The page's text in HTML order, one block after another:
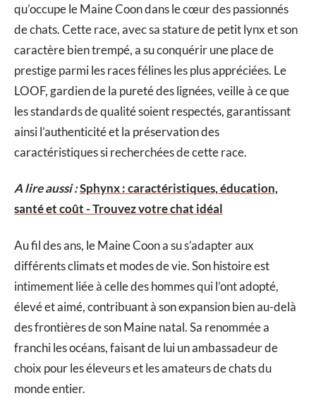
qu’occupe le Maine Coon dans le cœur des passionnés
de chats. Cette race, avec sa stature de petit lynx et son
caractère bien trempé, a su conquérir une place de
prestige parmi les races félines les plus appréciées. Le
LOOF, gardien de la pureté des lignées, veille à ce que
les standards de qualité soient respectés, garantissant
ainsi l’authenticité et la préservation des
caractéristiques si recherchées de cette race.
A lire aussi :Sphynx : caractéristiques, éducation,
santé et coût - Trouvez votre chat idéal
Au fil des ans, le Maine Coon a su s’adapter aux
différents climats et modes de vie. Son histoire est
intimement liée à celle des hommes qui l’ont adopté,
élevé et aimé, contribuant à son expansion bien au-delà
des frontières de son Maine natal. Sa renommée a
franchi les océans, faisant de lui un ambassadeur de
choix pour les éleveurs et les amateurs de chats du
monde entier.